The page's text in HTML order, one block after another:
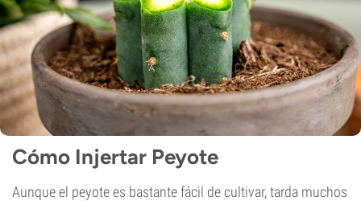
Cómo Injertar Peyote
Aunque el peyote es bastante fácil de cultivar, tarda muchos